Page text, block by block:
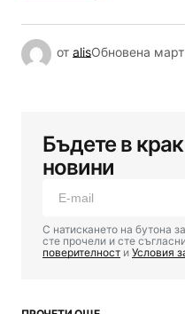
от alisОбновена
Бъдете в
новини
С натискането на бутона
сте прочели и сте
поверителност и Условия